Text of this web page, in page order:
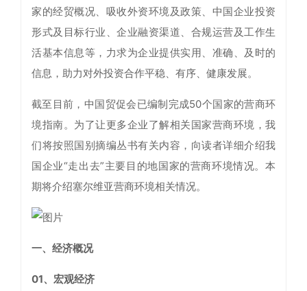
家的经贸概况、吸收外资环境及政策、中国企业投资
形式及目标行业、企业融资渠道、合规运营及工作生
活基本信息等，力求为企业提供实用、准确、及时的
信息，助力对外投资合作平稳、有序、健康发展。
截至目前，中国贸促会已编制完成50个国家的营商环
境指南。为了让更多企业了解相关国家营商环境，我
们将按照国别摘编丛书有关内容，向读者详细介绍我
国企业“走出去”主要目的地国家的营商环境情况。本
期将介绍塞尔维亚营商环境相关情况。
一、经济概况
01、宏观经济